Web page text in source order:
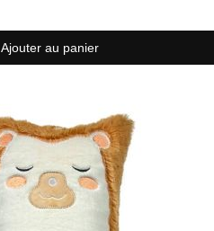
Ajouter au panier